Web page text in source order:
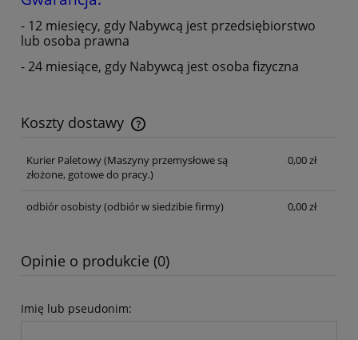
- 12 miesięcy, gdy Nabywcą jest przedsiębiorstwo
lub osoba prawna
- 24 miesiące, gdy Nabywcą jest osoba fizyczna
Koszty dostawy
Cena nie zawiera ewentualnych kosztów płatności
Kurier Paletowy(Maszyny przemysłowe są
złożone, gotowe do pracy.)
0,00 zł
odbiór osobisty(odbiór w siedzibie firmy) 0,00 zł
Opinie o produkcie (0)
Imię lub pseudonim: